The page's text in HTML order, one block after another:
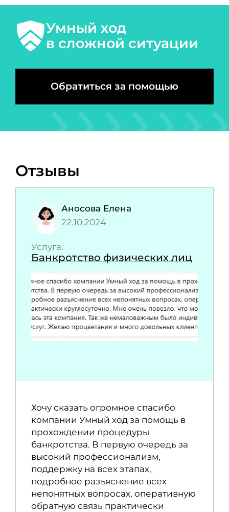
Умный ход
в сложной ситуации
Обратиться за помощью
Отзывы
Аносова Елена
22.10.2024
Услуга:
Банкротство физических лиц
Хочу сказать огромное спасибо
компании Умный ход за помощь в
прохождении процедуры
банкротства. В первую очередь за
высокий профессионализм,
поддержку на всех этапах,
подробное разъяснение всех
непонятных вопросах, оперативную
обратную связь практически